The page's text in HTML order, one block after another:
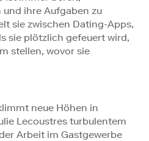
ihre Aufgaben zu
sie zwischen Dating-Apps,
sie plötzlich gefeuert wird,
stellen, wovor sie
neue Höhen in
Lecoustres turbulentem
Arbeit im Gastgewerbe